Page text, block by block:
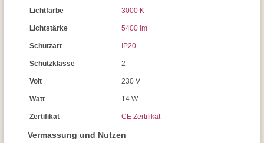
Lichtfarbe 3000 K
Lichtstärke 5400 lm
Schutzart IP20
Schutzklasse 2
Volt 230 V
Watt 14 W
Zertifikat CE Zertifikat
Vermassung und Nutzen